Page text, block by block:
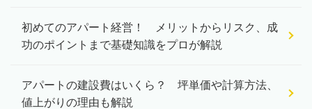
初めてのアパート経営！ メリットからリスク、成
功のポイントまで基礎知識をプロが解説
アパートの建設費はいくら？ 坪単価や計算方法、
値上がりの理由も解説